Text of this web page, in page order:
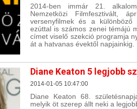
2014-ben immár 21.
Nemzetközi Filmfesztivált,
versenyfilmek és a
ezúttal is számos zenei témájú
címet viselő szekció programja
át a hatvanas évektől napjainkig.
Diane Keaton 5 legjobb
2014-01-05 10:47:00
Diane Keaton 68.
melyik öt szerep állt neki a